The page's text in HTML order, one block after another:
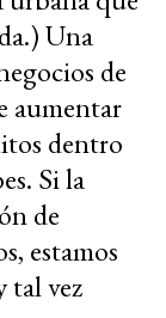
Una
de
aumentar
dentro
Si la
de
estamos
tal vez